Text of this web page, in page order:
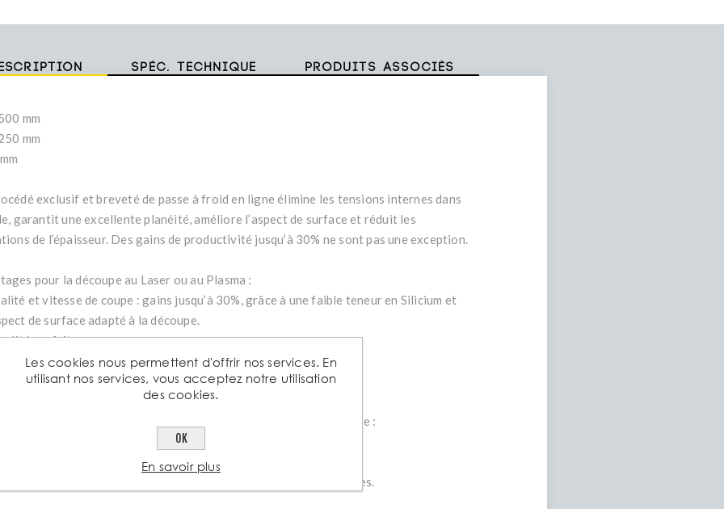
Spéc. technique Produits associés
mm
mm
exclusif et breveté de passe à froid en ligne élimine les tensions internes dans
garantit une excellente planéité, améliore l’aspect de surface et réduit les
de l’épaisseur. Des gains de productivité jusqu’à 30% ne sont pas une exception.
pour la découpe au Laser ou au Plasma :
et vitesse de coupe : gains jusqu’à 30%, grâce à une faible teneur en Silicium et
de surface adapté à la découpe.
parfaite.
plus limitée de la pièce découpée.
minimisée.
pour le pliage, l’emboutissage et le poinçonnage automatique :
limite élastique = formage à froid excellent.
de planéité de max. 3mm/m jusqu’à LaserpressPlus® 460
uniformité du produit = meilleure reproductibilité des formes.
Les cookies nous permettent d'offrir nos services. En
utilisant nos services, vous acceptez notre utilisation
des cookies.
OK
En savoir plus